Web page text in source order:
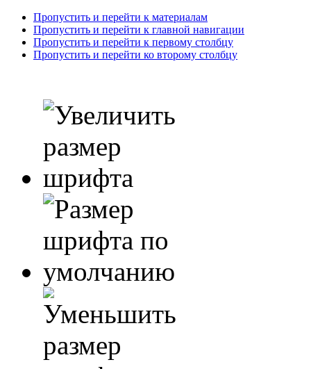
Пропустить и перейти к материалам
Пропустить и перейти к главной навигации
Пропустить и перейти к первому столбцу
Пропустить и перейти ко второму столбцу